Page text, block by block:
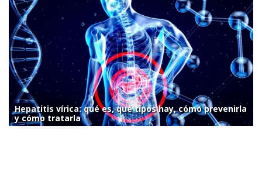
Hepatitis vírica: qué es, qué tipos hay, cómo prevenirla
y cómo tratarla